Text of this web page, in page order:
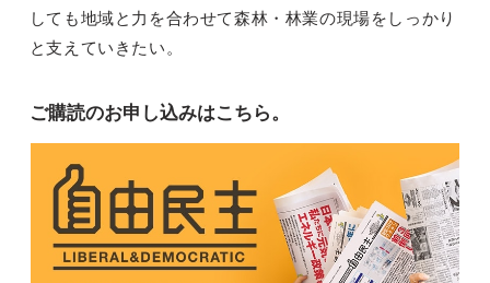
しても地域と力を合わせて森林・林業の現場をしっかり
と支えていきたい。
ご購読のお申し込みはこちら。